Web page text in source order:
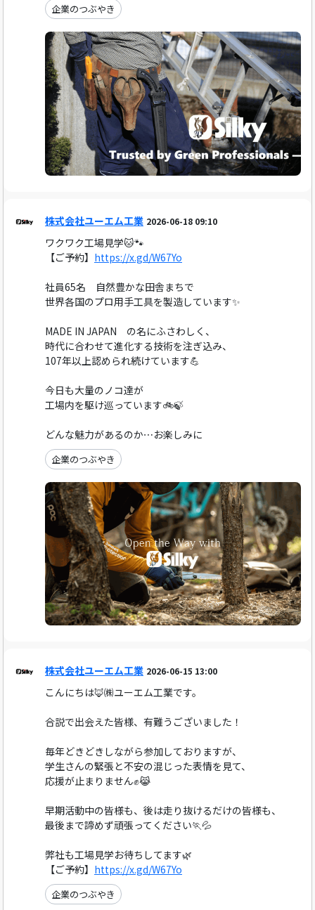
企業のつぶやき
株式会社ユーエム工業 2026-06-18 09:10
ワクワク工場見学🐱🐾
【ご予約】 https://x.gd/W67Yo
社員65名 自然豊かな田舎まちで
世界各国のプロ用手工具を製造しています✨️
MADE IN JAPAN の名にふさわしく、
時代に合わせて進化する技術を注ぎ込み、
107年以上認められ続けています💪
今日も大量のノコ達が
工場内を駆け巡っています🚲️🍃
どんな魅力があるのか⋯お楽しみに
企業のつぶやき
株式会社ユーエム工業 2026-06-15 13:00
こんにちは🦊㈱ユーエム工業です。
合説で出会えた皆様、有難うございました！
毎年どきどきしながら参加しておりますが、
学生さんの緊張と不安の混じった表情を見て、
応援が止まりません✊️😹
早期活動中の皆様も、後は走り抜けるだけの皆様も、
最後まで諦めず頑張ってください🏃💦
弊社も工場見学お待ちしてます🌿
【ご予約】 https://x.gd/W67Yo
企業のつぶやき